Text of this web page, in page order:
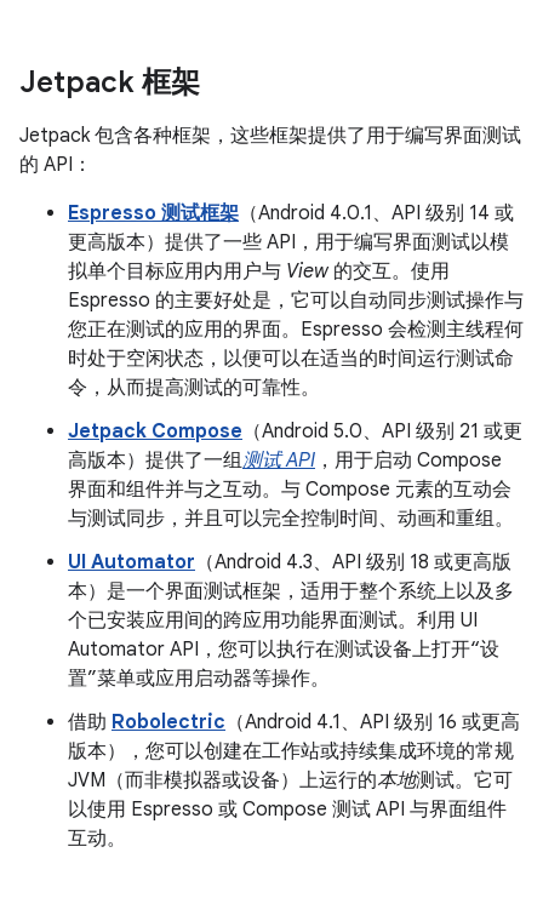
Jetpack 框架
Jetpack 包含各种框架，这些框架提供了用于编写界面测试
的 API：
Espresso 测试框架 （Android 4.0.1、API 级别 14 或
更高版本）提供了一些 API，用于编写界面测试以模
拟单个目标应用内用户与 View的交互。使用
Espresso 的主要好处是，它可以自动同步测试操作与
您正在测试的应用的界面。Espresso 会检测主线程何
时处于空闲状态，以便可以在适当的时间运行测试命
令，从而提高测试的可靠性。
Jetpack Compose （Android 5.0、API 级别 21 或更
高版本）提供了一组测试 API ，用于启动 Compose
界面和组件并与之互动。与 Compose 元素的互动会
与测试同步，并且可以完全控制时间、动画和重组。
UI Automator （Android 4.3、API 级别 18 或更高版
本）是一个界面测试框架，适用于整个系统上以及多
个已安装应用间的跨应用功能界面测试。利用 UI
Automator API，您可以执行在测试设备上打开“设
置”菜单或应用启动器等操作。
借助 Robolectric （Android 4.1、API 级别 16 或更高
版本），您可以创建在工作站或持续集成环境的常规
JVM（而非模拟器或设备）上运行的本地测试。它可
以使用 Espresso 或 Compose 测试 API 与界面组件
互动。